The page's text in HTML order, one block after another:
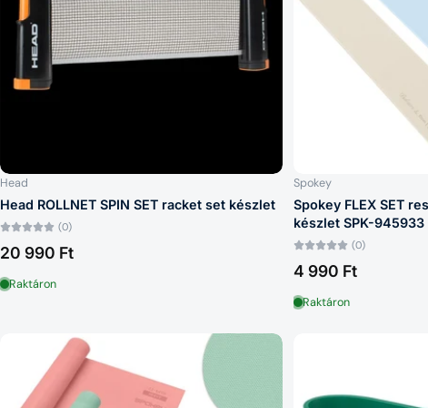
Head
Head ROLLNET SPIN SET racket set készlet
(0)
20 990 Ft
Raktáron
Spokey
Spokey FLEX SET
készlet SPK-945933
(0)
4 990 Ft
Raktáron